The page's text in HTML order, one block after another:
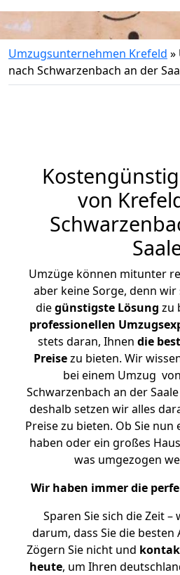
Umzugsunternehmen Krefeld »
nach Schwarzenbach an der
von
Umzüge können mitunter
aber keine Sorge, denn
diegünstigste Lösung zu
professionellen
stets daran, Ihnen die
Preisezu bieten. Wir
bei einem Umzug
Schwarzenbach an der
deshalb setzen wir alles
Preise zu bieten. Ob Sie
haben oder ein großes
was umgezogen
Wir haben immer die
Sparen Sie sich die Zeit
darum, dass Sie die
Zögern Sie nicht und
heute, um Ihren